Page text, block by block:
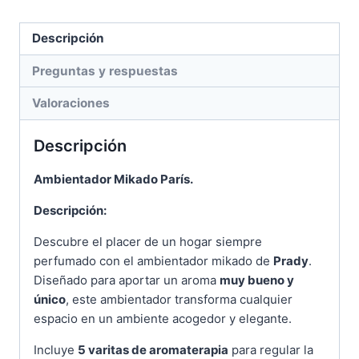
Descripción
Preguntas y respuestas
Valoraciones
Descripción
Ambientador Mikado París.
Descripción:
Descubre el placer de un hogar siempre
perfumado con el ambientador mikado de Prady.
Diseñado para aportar un aroma muy bueno y
único, este ambientador transforma cualquier
espacio en un ambiente acogedor y elegante.
Incluye 5 varitas de aromaterapia para regular la